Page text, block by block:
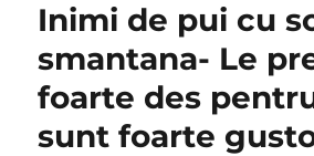
Inimi de pui cu
smantana- Le
foarte des
sunt foarte